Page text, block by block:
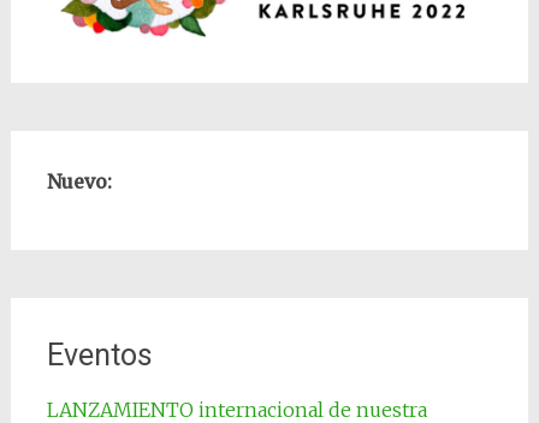
Nuevo:
Eventos
LANZAMIENTO internacional de nuestra